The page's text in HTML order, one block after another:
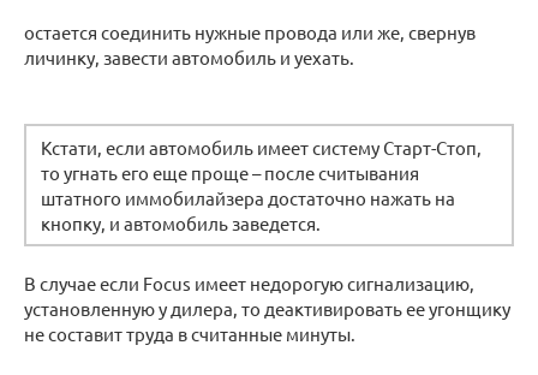
остается соединить нужные провода или же, свернув
личинку, завести автомобиль и уехать.
Кстати, если автомобиль имеет систему Старт-Стоп,
то угнать его еще проще – после считывания
штатного иммобилайзера достаточно нажать на
кнопку, и автомобиль заведется.
В случае если Focus имеет недорогую сигнализацию,
установленную у дилера, то деактивировать ее угонщику
не составит труда в считанные минуты.